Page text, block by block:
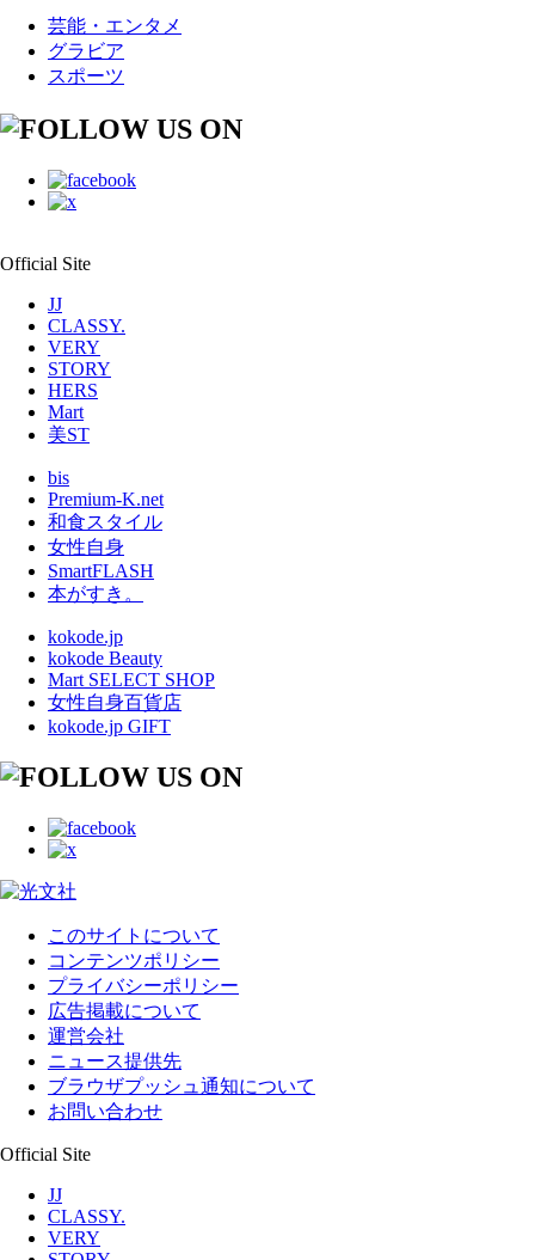
芸能・エンタメ
グラビア
スポーツ
Official Site
JJ
CLASSY.
VERY
STORY
HERS
Mart
美ST
bis
Premium-K.net
和食スタイル
女性自身
SmartFLASH
本がすき。
kokode.jp
kokode Beauty
Mart SELECT SHOP
女性自身百貨店
kokode.jp GIFT
このサイトについて
コンテンツポリシー
プライバシーポリシー
広告掲載について
運営会社
ニュース提供先
ブラウザプッシュ通知について
お問い合わせ
Official Site
JJ
CLASSY.
VERY